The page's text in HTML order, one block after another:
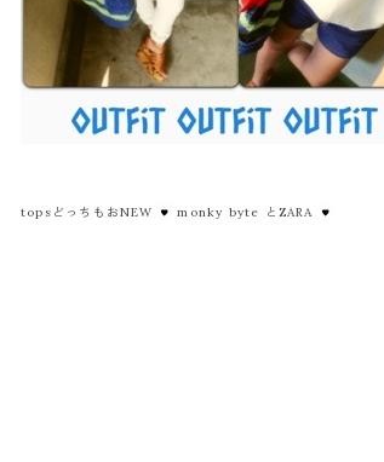
topsどっちもおNEW monky byte とZARA